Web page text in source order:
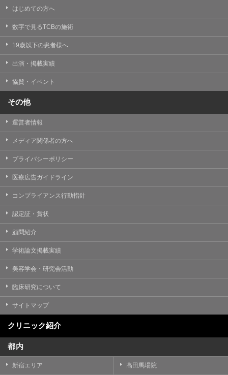
す。
変更後のプライバシーポリシーについては、当サイトに
はじめての方へ
数字で見るTCBの施術
19歳以下の患者様へ
出演・掲載実績
協賛・イベント
その他
運営者情報
メディア関係者の方へ
プライバシーポリシー
医療広告ガイドライン
コンプライアンス行動指針
認定証・賞状
顧問紹介
学術論文掲載実績
美容学会・研究会活動
臨床研究について
サイトマップ
クリニック紹介
都内
新宿エリア 高田馬場院